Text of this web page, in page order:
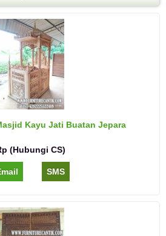
Kayu Jati Buatan Jepara
(Hubungi CS)
SMS